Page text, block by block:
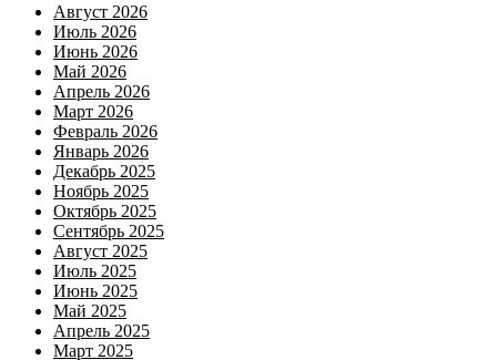
Август 2026
Июль 2026
Июнь 2026
Май 2026
Апрель 2026
Март 2026
Февраль 2026
Январь 2026
Декабрь 2025
Ноябрь 2025
Октябрь 2025
Сентябрь 2025
Август 2025
Июль 2025
Июнь 2025
Май 2025
Апрель 2025
Март 2025